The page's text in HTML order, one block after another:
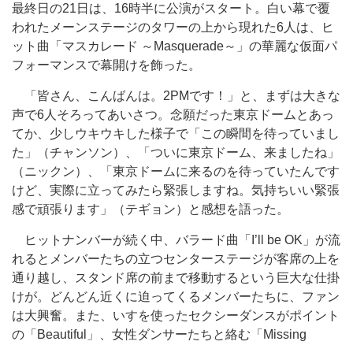
最終日の21日は、16時半に公演がスタート。白い幕で覆
われたメーンステージのタワーの上から現れた6人は、ヒ
ット曲「マスカレード ～Masquerade～」の華麗な仮面パ
フォーマンスで幕開けを飾った。
「皆さん、こんばんは。2PMです！」と、まずは大きな
声で6人そろってあいさつ。念願だった東京ドームとあっ
てか、少しウキウキした様子で「この瞬間を待っていまし
た」（チャンソン）、「ついに東京ドーム、来ましたね」
（ニックン）、「東京ドームに来るのを待っていたんです
けど、実際に立ってみたら緊張しますね。気持ちいい緊張
感で頑張ります」（テギョン）と感想を語った。
ヒットナンバーが続く中、バラード曲「I’ll be OK」が流
れるとメンバーたちの立つセンターステージが客席の上を
通り越し、スタンド席の前まで移動するという巨大な仕掛
けが。どんどん近くに迫ってくるメンバーたちに、ファン
は大興奮。また、いすを使ったセクシーダンスがポイント
の「Beautiful」、女性ダンサーたちと絡む「Missing